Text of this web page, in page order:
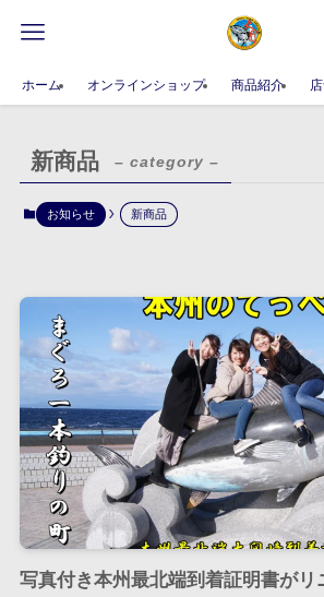
ホーム オンラインショップ 商品紹介
新商品 – category –
お知らせ 新商品
写真付き本州最北端到着証明書がリ